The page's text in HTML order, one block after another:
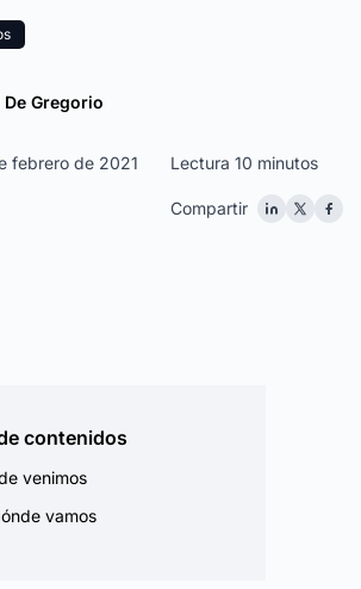
Gregorio
Lectura 10 minutos
febrero de 2021
Compartir
contenidos
venimos
vamos